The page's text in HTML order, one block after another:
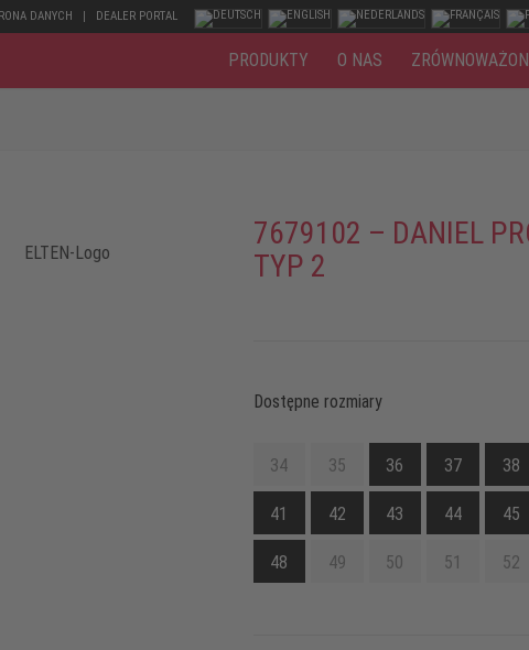
DANYCH DEALER PORTAL
PRODUKTY O NAS
7679102 – DANIEL
TYP 2
Dostępne rozmiary
34 35 36 37 38
41 42 43 44 45
48 49 50 51 52